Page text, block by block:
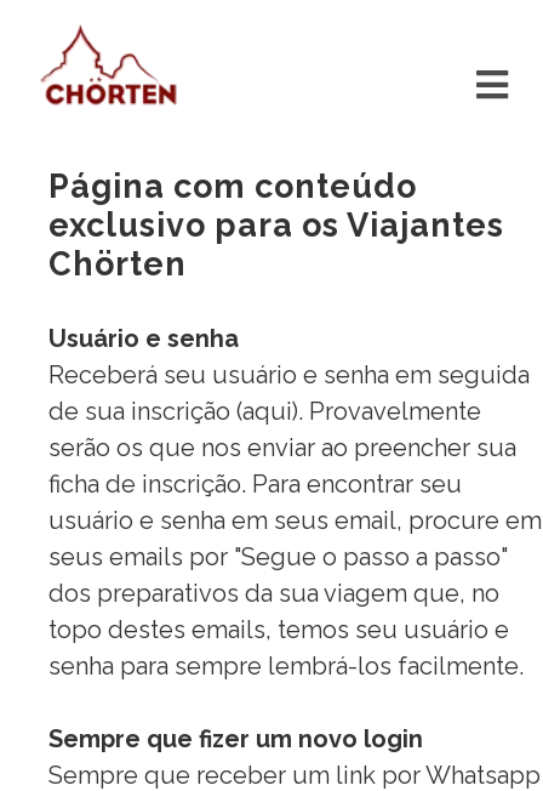
Página com conteúdo
exclusivo para os Viajantes
Chörten
Usuário e senha
Receberá seu usuário e senha em seguida
de sua inscrição (aqui). Provavelmente
serão os que nos enviar ao preencher sua
ficha de inscrição. Para encontrar seu
usuário e senha em seus email, procure em
seus emails por "Segue o passo a passo"
dos preparativos da sua viagem que, no
topo destes emails, temos seu usuário e
senha para sempre lembrá-los facilmente.
Sempre que fizer um novo login
Sempre que receber um link por Whatsapp